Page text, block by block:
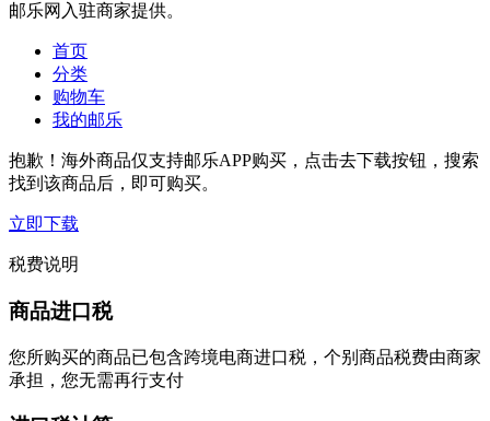
邮乐网入驻商家提供。
首页
分类
购物车
我的邮乐
抱歉！海外商品仅支持邮乐APP购买，点击去下载按钮，搜索
找到该商品后，即可购买。
立即下载
税费说明
商品进口税
您所购买的商品已包含跨境电商进口税，个别商品税费由商家
承担，您无需再行支付